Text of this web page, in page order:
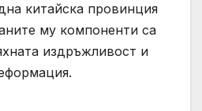
китайска провинция
му компоненти са
издръжливост и